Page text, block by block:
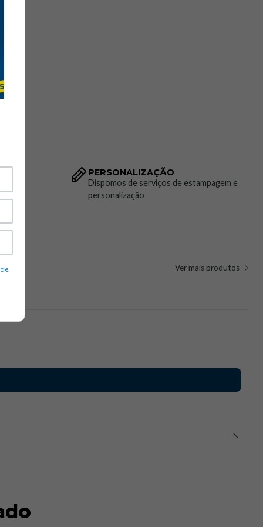
PERSONALIZAÇÃO
Dispomos de serviços de estampagem e
personalização
Ver mais produtos
.